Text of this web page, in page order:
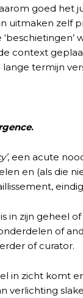
goed het
uitmaken zelf
context
termijn
.
, een acute
en (als die
in zijn geheel
of
of curator.
in zicht komt
verlichting